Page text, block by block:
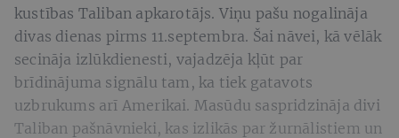
kustības Taliban apkarotājs. Viņu pašu nogalināja
divas dienas pirms 11.septembra. Šai nāvei, kā vēlāk
secināja izlūkdienesti, vajadzēja kļūt par
brīdinājuma signālu tam, ka tiek gatavots
uzbrukums arī Amerikai. Masūdu saspridzināja divi
Taliban pašnāvnieki, kas izlikās par žurnālistiem un